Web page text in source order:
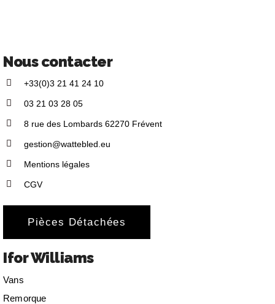
Nous contacter
+33(0)3 21 41 24 10
03 21 03 28 05
8 rue des Lombards 62270 Frévent
gestion@wattebled.eu
Mentions légales
CGV
Pièces Détachées
Ifor Williams
Vans
Remorque